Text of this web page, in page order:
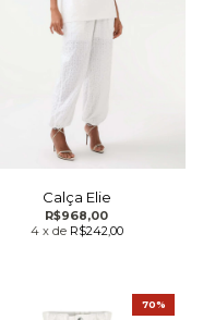
Calça Elie
R$968,00
4 x de R$242,00
70%